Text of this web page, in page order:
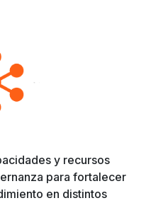
y recursos
para fortalecer
en distintos